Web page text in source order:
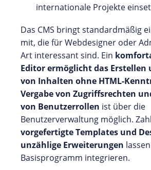
internationale Projekte
Das CMS bringt standardmäßig
mit, die für Webdesigner oder
Art interessant sind. Ein
Editor ermöglicht das Erstellen
von Inhalten ohne HTML-
Vergabe von Zugriffsrechten
von Benutzerrollen ist über die
Benutzerverwaltung möglich.
vorgefertigte Templates und
unzählige Erweiterungen
Basisprogramm integrieren.